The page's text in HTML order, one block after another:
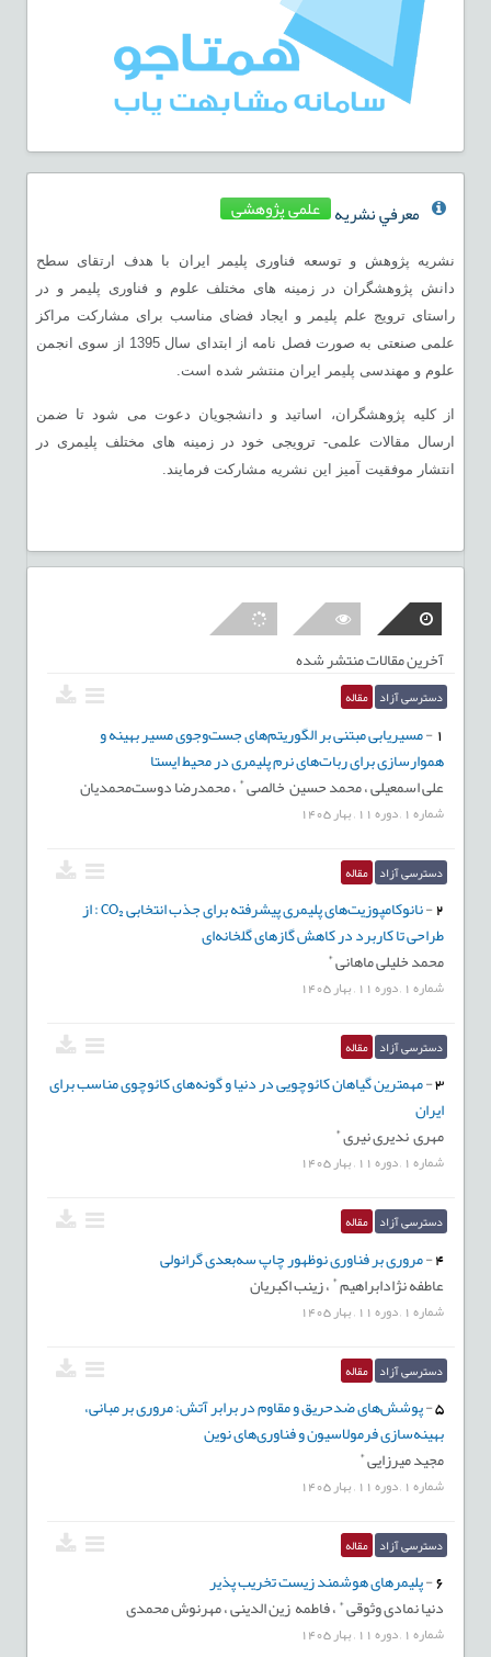
معرفي نشريه علمی پژوهشی
نشریه پژوهش و توسعه فناوری پلیمر ایران با هدف ارتقای سطح
دانش پژوهشگران در زمینه های مختلف علوم و فناوری پلیمر و در
راستای ترویج علم پلیمر و ایجاد فضای مناسب برای مشارکت مراکز
علمی صنعتی به صورت فصل نامه از ابتدای سال 1395 از سوی انجمن
علوم و مهندسی پلیمر ایران منتشر شده است.
از کلیه پژوهشگران، اساتید و دانشجویان دعوت می شود تا ضمن
ارسال مقالات علمی- ترویجی خود در زمینه های مختلف پلیمری در
انتشار موفقیت آمیز این نشریه مشارکت فرمایند.
آخرین مقالات منتشر شده
دسترسی آزاد مقاله
-مسیریابی مبتنی بر الگوریتم‌های جست‌وجوی مسیر بهینه و
هموارسازی برای ربات‌های نرم پلیمری در محیط ایستا
علی اسمعیلی ،محمد حسین خالصی ،محمدرضا دوست‌محمدیان
شماره1 دوره11 بهار1405
دسترسی آزاد مقاله
2
-
نانوکامپوزیت‌های پلیمری پیشرفته برای جذب انتخابی CO₂ : از
طراحی تا کاربرد در کاهش گازهای گلخانه‌ای
محمد خلیلی ماهانی
شماره1 دوره11 بهار1405
دسترسی آزاد مقاله
3
-مهمترین گیاهان کائوچویی در دنیا و گونه‌های کائوچوی مناسب برای
ایران
مهری ندیری نیری
شماره1 دوره11 بهار1405
دسترسی آزاد مقاله
4
-مروری بر فناوری نوظهور چاپ سه‌بعدی گرانولی
عاطفه نژادابراهیم*،زینب اکبریان
شماره1 دوره11 بهار1405
دسترسی آزاد مقاله
5
-پوشش‌های ضدحریق و مقاوم در برابر آتش: مروری بر مبانی،
بهینه‌سازی فرمولاسیون و فناوری‌های نوین
مجید میرزایی
شماره1 دوره11 بهار1405
دسترسی آزاد مقاله
6
-پلیمرهای هوشمند زیست تخریب پذیر
دنیا نمادی وثوقی ،فاطمه زین الدینی ،مهرنوش محمدی
شماره1 دوره11 بهار1405